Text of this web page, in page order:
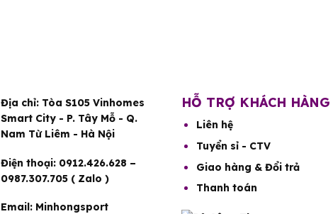
Địa chỉ: Tòa S105 Vinhomes
Smart City - P. Tây Mỗ - Q.
Nam Từ Liêm - Hà Nội
Điện thoại: 0912.426.628 –
0987.307.705 ( Zalo )
Email: Minhongsport
HỖ TRỢ KHÁCH HÀNG
Liên hệ
Tuyển sỉ - CTV
Giao hàng & Đổi trả
Thanh toán